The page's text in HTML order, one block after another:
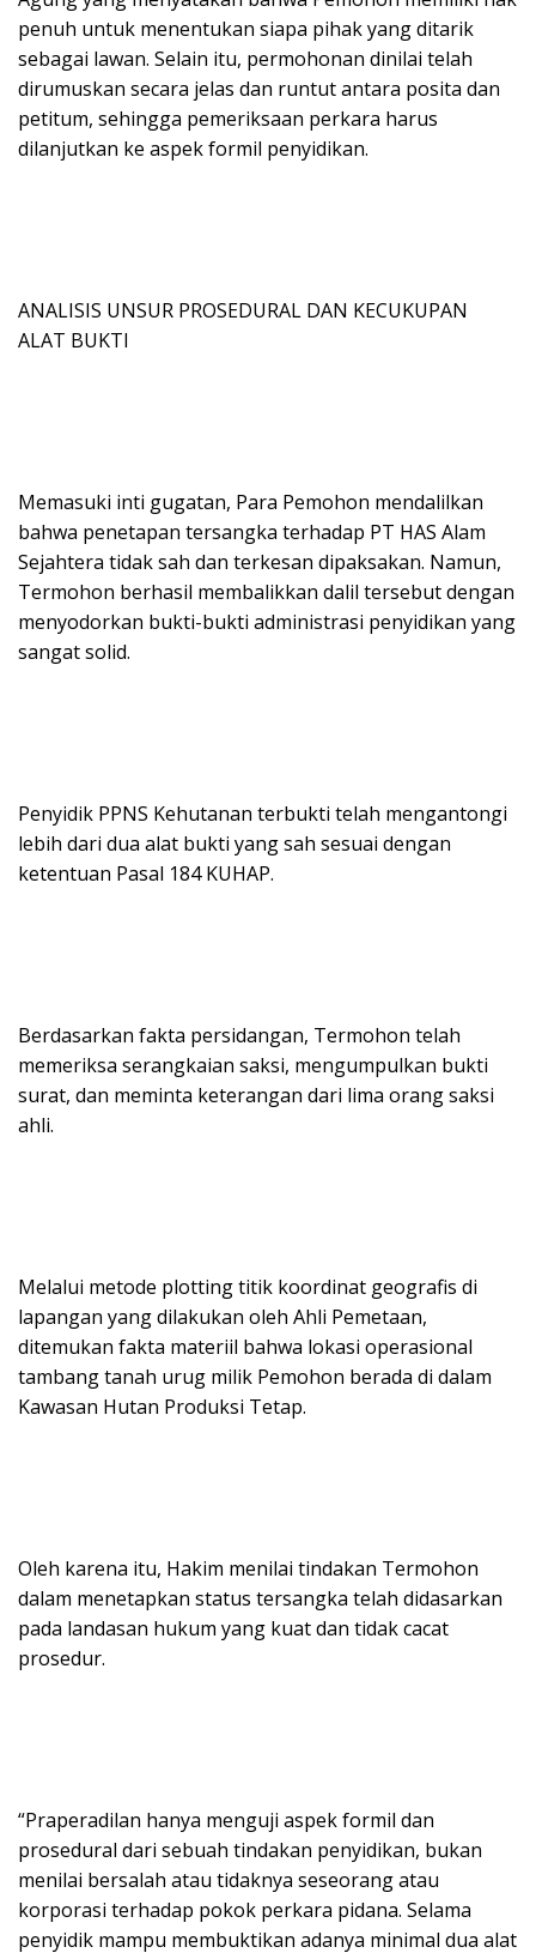
penuh untuk menentukan siapa pihak yang ditarik
sebagai lawan. Selain itu, permohonan dinilai telah
dirumuskan secara jelas dan runtut antara posita dan
petitum, sehingga pemeriksaan perkara harus
dilanjutkan ke aspek formil penyidikan.
ANALISIS UNSUR PROSEDURAL DAN KECUKUPAN
ALAT BUKTI
Memasuki inti gugatan, Para Pemohon mendalilkan
bahwa penetapan tersangka terhadap PT HAS Alam
Sejahtera tidak sah dan terkesan dipaksakan. Namun,
Termohon berhasil membalikkan dalil tersebut dengan
menyodorkan bukti-bukti administrasi penyidikan yang
sangat solid.
Penyidik PPNS Kehutanan terbukti telah mengantongi
lebih dari dua alat bukti yang sah sesuai dengan
ketentuan Pasal 184 KUHAP.
Berdasarkan fakta persidangan, Termohon telah
memeriksa serangkaian saksi, mengumpulkan bukti
surat, dan meminta keterangan dari lima orang saksi
ahli.
Melalui metode plotting titik koordinat geografis di
lapangan yang dilakukan oleh Ahli Pemetaan,
ditemukan fakta materiil bahwa lokasi operasional
tambang tanah urug milik Pemohon berada di dalam
Kawasan Hutan Produksi Tetap.
Oleh karena itu, Hakim menilai tindakan Termohon
dalam menetapkan status tersangka telah didasarkan
pada landasan hukum yang kuat dan tidak cacat
prosedur.
“Praperadilan hanya menguji aspek formil dan
prosedural dari sebuah tindakan penyidikan, bukan
menilai bersalah atau tidaknya seseorang atau
korporasi terhadap pokok perkara pidana. Selama
penyidik mampu membuktikan adanya minimal dua alat